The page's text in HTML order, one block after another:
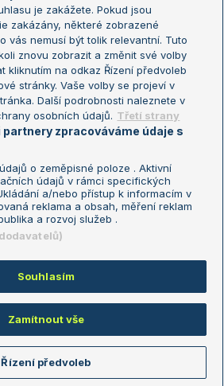
Turnaj mistrů
Turnaj mistryň
Nastavení soukromí
Reklama
Informace o zpracování osobních
údajů
Využíváme zpravodajství ČTK.
je zakážete. Pokud jsou
zakázány, některé zobrazené
vás nemusí být tolik relevantní. Tuto
znovu zobrazit a změnit své volby
kliknutím na odkaz Řízení předvoleb
stránky. Vaše volby se projeví v
Další podrobnosti naleznete v
osobních údajů. Třetí strany
partnery zpracováváme údaje s
o zeměpisné poloze . Aktivní
údajů v rámci specifických
a/nebo přístup k informacím v
reklama a obsah, měření reklam
a rozvoj služeb .
Souhlasím
Zamítnout vše
Řízení předvoleb